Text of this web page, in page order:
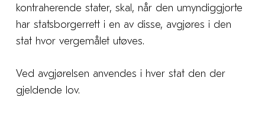
kontraherende stater, skal, når den umyndiggjorte
har statsborgerrett i en av disse, avgjøres i den
stat hvor vergemålet utøves.
Ved avgjørelsen anvendes i hver stat den der
gjeldende lov.